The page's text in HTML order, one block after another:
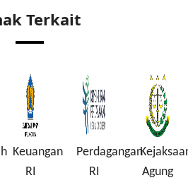
Terkait
Keuangan
RI
Perdagangan
RI
Agung